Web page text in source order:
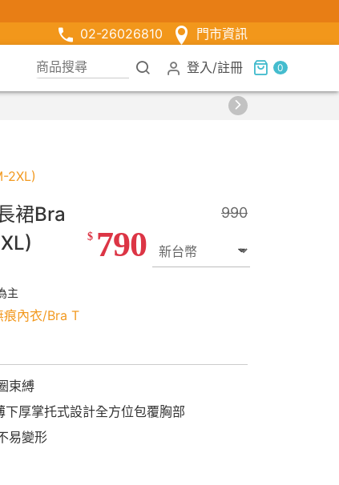
02-26026810
門市資訊
登入 /註冊 0
2XL)
裙Bra
主
痕內衣/Bra T
990
$ 790
束縛
厚掌托式設計全方位包覆胸部
易變形